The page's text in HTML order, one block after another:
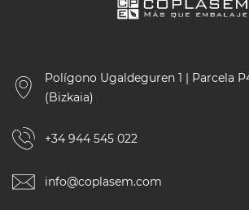
Polígono Ugaldeguren 1 | Parcela
(Bizkaia)
+34 944 545 022
info@coplasem.com